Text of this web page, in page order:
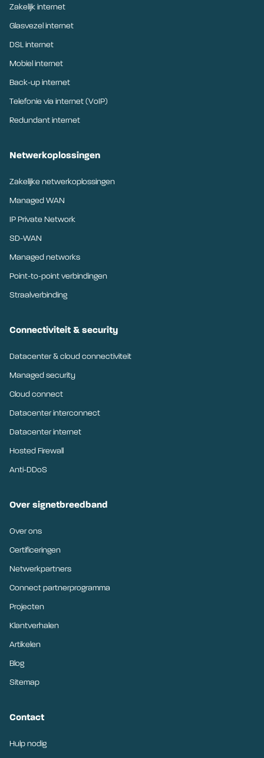
Zakelijk internet
Glasvezel internet
DSL internet
Mobiel internet
Back-up internet
Telefonie via internet (VoIP)
Redundant internet
Netwerkoplossingen
Zakelijke netwerkoplossingen
Managed WAN
IP Private Network
SD-WAN
Managed networks
Point-to-point verbindingen
Straalverbinding
Connectiviteit & security
Datacenter & cloud connectiviteit
Managed security
Cloud connect
Datacenter interconnect
Datacenter internet
Hosted Firewall
Anti-DDoS
Over signetbreedband
Over ons
Certificeringen
Netwerkpartners
Connect partnerprogramma
Projecten
Klantverhalen
Artikelen
Blog
Sitemap
Contact
Hulp nodig